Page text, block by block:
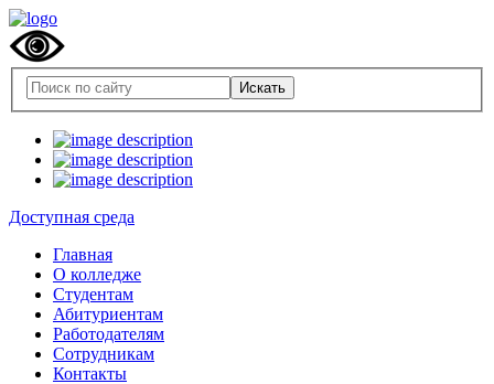
Доступная среда
Главная
О колледже
Студентам
Абитуриентам
Работодателям
Сотрудникам
Контакты